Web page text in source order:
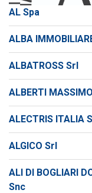
AL Spa
ALBA
ALBATROSS Srl
ALBERTI MASSIMO
ALECTRIS ITALIA
ALGICO Srl
ALI DI BOGLIARI
Snc